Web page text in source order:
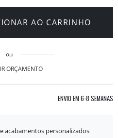
AO CARRINHO
ou
ORÇAMENTO
ENVIO EM 6-8 SEMANAS
acabamentos personalizados